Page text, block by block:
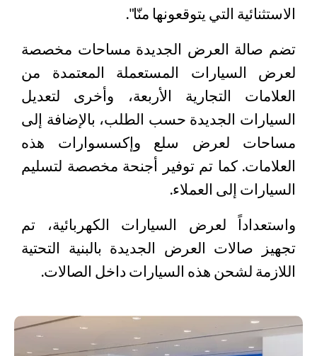
الاستثنائية التي يتوقعونها منّا".
تضم صالة العرض الجديدة مساحات مخصصة
لعرض السيارات المستعملة المعتمدة من
العلامات التجارية الأربعة، وأخرى لتعديل
السيارات الجديدة حسب الطلب، بالإضافة إلى
مساحات لعرض سلع وإكسسوارات هذه
العلامات. كما تم توفير أجنحة مخصصة لتسليم
السيارات إلى العملاء.
واستعداداً لعرض السيارات الكهربائية، تم
تجهيز صالات العرض الجديدة بالبنية التحتية
اللازمة لشحن هذه السيارات داخل الصالات.